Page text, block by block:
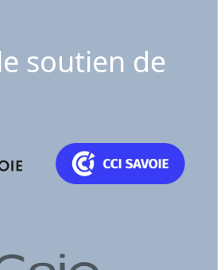
soutien de